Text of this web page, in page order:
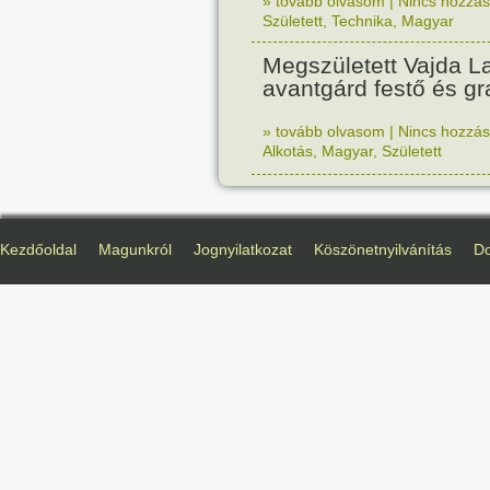
Született Technika Magyar
Megszületett Vajda
avantgárd festő és
» tovább olvasom | Nincs
Alkotás Magyar, Született
Kezdőoldal Magunkról Jognyilatkozat Köszönetnyilvánítás